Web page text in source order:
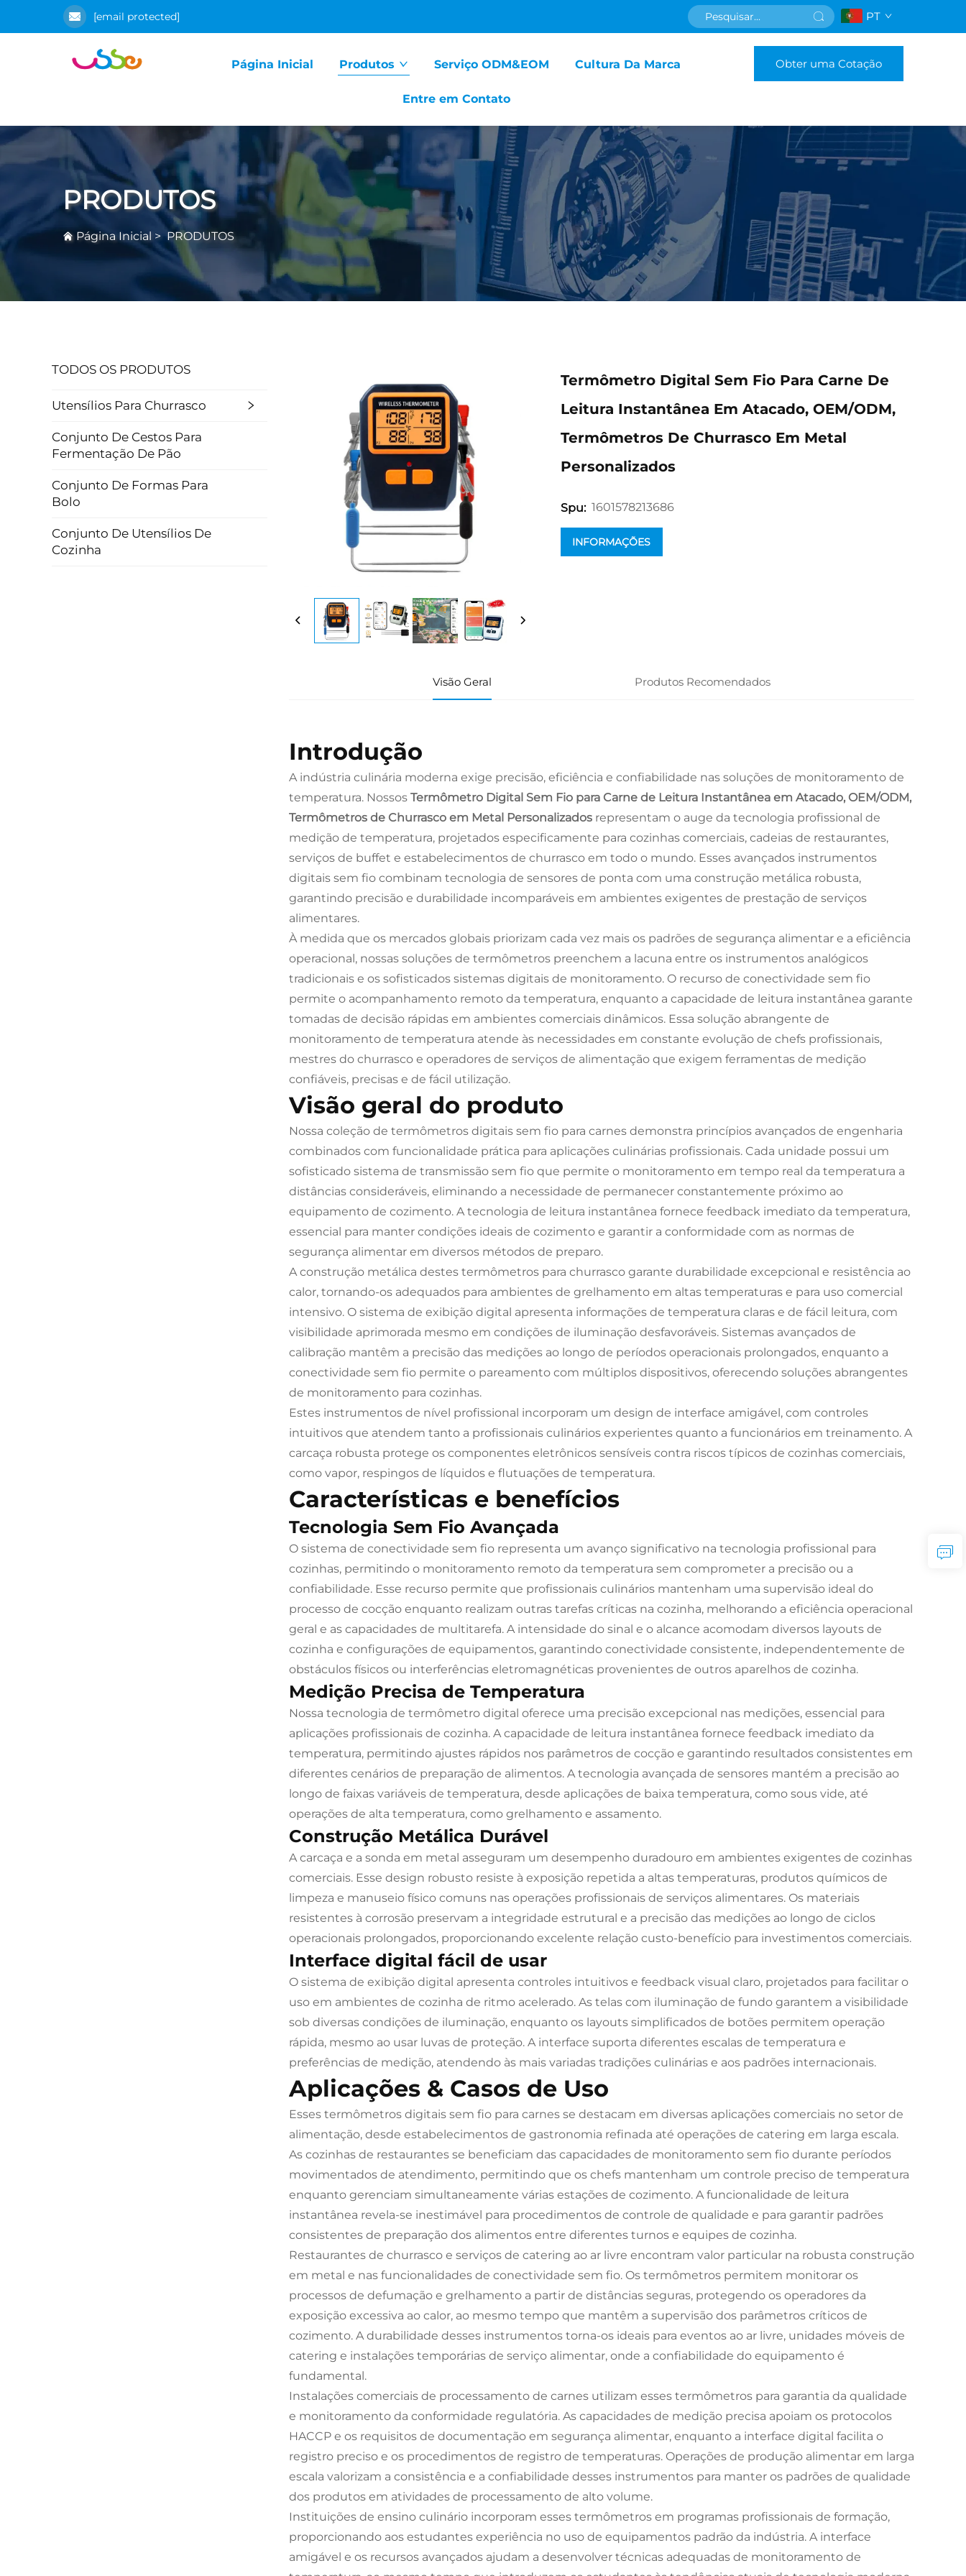
[email protected] PT
Página Inicial Produtos Serviço ODM&EOM Cultura Da Marca
Entre em Contato
Obter uma Cotação
PRODUTOS
Página Inicial >PRODUTOS
TODOS OS PRODUTOS
Utensílios Para Churrasco
Conjunto De Cestos Para
Fermentação De Pão
Conjunto De Formas Para
Bolo
Conjunto De Utensílios De
Cozinha
Termômetro Digital Sem Fio Para Carne De
Leitura Instantânea Em Atacado, OEM/ODM,
Termômetros De Churrasco Em Metal
Personalizados
Spu: 1601578213686
INFORMAÇÕES
Visão Geral Produtos Recomendados
Introdução
A indústria culinária moderna exige precisão, eficiência e confiabilidade nas soluções de monitoramento de
temperatura. Nossos Termômetro Digital Sem Fio para Carne de Leitura Instantânea em Atacado, OEM/ODM,
Termômetros de Churrasco em Metal Personalizados representam o auge da tecnologia profissional de
medição de temperatura, projetados especificamente para cozinhas comerciais, cadeias de restaurantes,
serviços de buffet e estabelecimentos de churrasco em todo o mundo. Esses avançados instrumentos
digitais sem fio combinam tecnologia de sensores de ponta com uma construção metálica robusta,
garantindo precisão e durabilidade incomparáveis em ambientes exigentes de prestação de serviços
alimentares.
À medida que os mercados globais priorizam cada vez mais os padrões de segurança alimentar e a eficiência
operacional, nossas soluções de termômetros preenchem a lacuna entre os instrumentos analógicos
tradicionais e os sofisticados sistemas digitais de monitoramento. O recurso de conectividade sem fio
permite o acompanhamento remoto da temperatura, enquanto a capacidade de leitura instantânea garante
tomadas de decisão rápidas em ambientes comerciais dinâmicos. Essa solução abrangente de
monitoramento de temperatura atende às necessidades em constante evolução de chefs profissionais,
mestres do churrasco e operadores de serviços de alimentação que exigem ferramentas de medição
confiáveis, precisas e de fácil utilização.
Visão geral do produto
Nossa coleção de termômetros digitais sem fio para carnes demonstra princípios avançados de engenharia
combinados com funcionalidade prática para aplicações culinárias profissionais. Cada unidade possui um
sofisticado sistema de transmissão sem fio que permite o monitoramento em tempo real da temperatura a
distâncias consideráveis, eliminando a necessidade de permanecer constantemente próximo ao
equipamento de cozimento. A tecnologia de leitura instantânea fornece feedback imediato da temperatura,
essencial para manter condições ideais de cozimento e garantir a conformidade com as normas de
segurança alimentar em diversos métodos de preparo.
A construção metálica destes termômetros para churrasco garante durabilidade excepcional e resistência ao
calor, tornando-os adequados para ambientes de grelhamento em altas temperaturas e para uso comercial
intensivo. O sistema de exibição digital apresenta informações de temperatura claras e de fácil leitura, com
visibilidade aprimorada mesmo em condições de iluminação desfavoráveis. Sistemas avançados de
calibração mantêm a precisão das medições ao longo de períodos operacionais prolongados, enquanto a
conectividade sem fio permite o pareamento com múltiplos dispositivos, oferecendo soluções abrangentes
de monitoramento para cozinhas.
Estes instrumentos de nível profissional incorporam um design de interface amigável, com controles
intuitivos que atendem tanto a profissionais culinários experientes quanto a funcionários em treinamento. A
carcaça robusta protege os componentes eletrônicos sensíveis contra riscos típicos de cozinhas comerciais,
como vapor, respingos de líquidos e flutuações de temperatura.
Características e benefícios
Tecnologia Sem Fio Avançada
O sistema de conectividade sem fio representa um avanço significativo na tecnologia profissional para
cozinhas, permitindo o monitoramento remoto da temperatura sem comprometer a precisão ou a
confiabilidade. Esse recurso permite que profissionais culinários mantenham uma supervisão ideal do
processo de cocção enquanto realizam outras tarefas críticas na cozinha, melhorando a eficiência operacional
geral e as capacidades de multitarefa. A intensidade do sinal e o alcance acomodam diversos layouts de
cozinha e configurações de equipamentos, garantindo conectividade consistente, independentemente de
obstáculos físicos ou interferências eletromagnéticas provenientes de outros aparelhos de cozinha.
Medição Precisa de Temperatura
Nossa tecnologia de termômetro digital oferece uma precisão excepcional nas medições, essencial para
aplicações profissionais de cozinha. A capacidade de leitura instantânea fornece feedback imediato da
temperatura, permitindo ajustes rápidos nos parâmetros de cocção e garantindo resultados consistentes em
diferentes cenários de preparação de alimentos. A tecnologia avançada de sensores mantém a precisão ao
longo de faixas variáveis de temperatura, desde aplicações de baixa temperatura, como sous vide, até
operações de alta temperatura, como grelhamento e assamento.
Construção Metálica Durável
A carcaça e a sonda em metal asseguram um desempenho duradouro em ambientes exigentes de cozinhas
comerciais. Esse design robusto resiste à exposição repetida a altas temperaturas, produtos químicos de
limpeza e manuseio físico comuns nas operações profissionais de serviços alimentares. Os materiais
resistentes à corrosão preservam a integridade estrutural e a precisão das medições ao longo de ciclos
operacionais prolongados, proporcionando excelente relação custo-benefício para investimentos comerciais.
Interface digital fácil de usar
O sistema de exibição digital apresenta controles intuitivos e feedback visual claro, projetados para facilitar o
uso em ambientes de cozinha de ritmo acelerado. As telas com iluminação de fundo garantem a visibilidade
sob diversas condições de iluminação, enquanto os layouts simplificados de botões permitem operação
rápida, mesmo ao usar luvas de proteção. A interface suporta diferentes escalas de temperatura e
preferências de medição, atendendo às mais variadas tradições culinárias e aos padrões internacionais.
Aplicações & Casos de Uso
Esses termômetros digitais sem fio para carnes se destacam em diversas aplicações comerciais no setor de
alimentação, desde estabelecimentos de gastronomia refinada até operações de catering em larga escala.
As cozinhas de restaurantes se beneficiam das capacidades de monitoramento sem fio durante períodos
movimentados de atendimento, permitindo que os chefs mantenham um controle preciso de temperatura
enquanto gerenciam simultaneamente várias estações de cozimento. A funcionalidade de leitura
instantânea revela-se inestimável para procedimentos de controle de qualidade e para garantir padrões
consistentes de preparação dos alimentos entre diferentes turnos e equipes de cozinha.
Restaurantes de churrasco e serviços de catering ao ar livre encontram valor particular na robusta construção
em metal e nas funcionalidades de conectividade sem fio. Os termômetros permitem monitorar os
processos de defumação e grelhamento a partir de distâncias seguras, protegendo os operadores da
exposição excessiva ao calor, ao mesmo tempo que mantêm a supervisão dos parâmetros críticos de
cozimento. A durabilidade desses instrumentos torna-os ideais para eventos ao ar livre, unidades móveis de
catering e instalações temporárias de serviço alimentar, onde a confiabilidade do equipamento é
fundamental.
Instalações comerciais de processamento de carnes utilizam esses termômetros para garantia da qualidade
e monitoramento da conformidade regulatória. As capacidades de medição precisa apoiam os protocolos
HACCP e os requisitos de documentação em segurança alimentar, enquanto a interface digital facilita o
registro preciso e os procedimentos de registro de temperaturas. Operações de produção alimentar em larga
escala valorizam a consistência e a confiabilidade desses instrumentos para manter os padrões de qualidade
dos produtos em atividades de processamento de alto volume.
Instituições de ensino culinário incorporam esses termômetros em programas profissionais de formação,
proporcionando aos estudantes experiência no uso de equipamentos padrão da indústria. A interface
amigável e os recursos avançados ajudam a desenvolver técnicas adequadas de monitoramento de